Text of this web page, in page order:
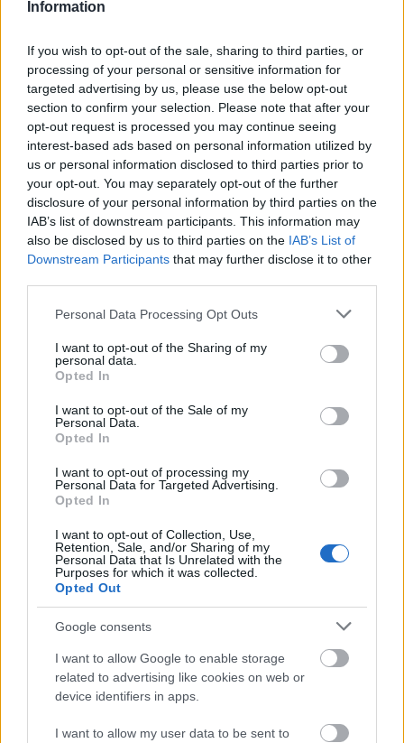
Information
If you wish to opt-out of the sale, sharing to third parties, or
processing of your personal or sensitive information for
targeted advertising by us, please use the below opt-out
section to confirm your selection. Please note that after your
opt-out request is processed you may continue seeing
interest-based ads based on personal information utilized by
us or personal information disclosed to third parties prior to
your opt-out. You may separately opt-out of the further
disclosure of your personal information by third parties on the
IAB’s list of downstream participants. This information may
also be disclosed by us to third parties on the IAB’s List of
Downstream Participants that may further disclose it to other
Please note that this website/app uses one or more Google
not limited to your visit or usage behaviour. You may click to
grant or deny consent to Google and its third-party tags to
use your data for below specified purposes in below Google
consent section.
Personal Data Processing Opt Outs
I want to opt-out of the Sharing of my
personal data.
Opted In
I want to opt-out of the Sale of my
Personal Data.
Opted In
I want to opt-out of processing my
Personal Data for Targeted Advertising.
Opted In
I want to opt-out of Collection, Use,
Retention, Sale, and/or Sharing of my
Personal Data that Is Unrelated with the
Purposes for which it was collected.
Opted Out
Google consents
I want to allow Google to enable storage
related to advertising like cookies on web or
device identifiers in apps.
I want to allow my user data to be sent to
Στο... ζέσταμα
Μερικοί βιάζονται να αποκαλύψουν deals και έτσι
έρχονται οι διαψεύσεις και οι επιστολές της
Επιτροπής Κεφαλαιαγοράς. Γιατί άλλο κάνω deal
και άλλο συζητάω και όταν ωριμάσουν οι
συζητήσεις και έχω συμφωνήσει σε όλα, τότε
βρισκόμαστε στο ζέσταμα που μπορεί να μην
καταλήξει και πουθενά. Άλλωστε το έργο αυτό το
έχουμε δει αρκετές φορές στο παρελθόν.
Ευτυχώςβγήκαν αγοραστές και μάλιστα επιθετικά
χθες στο Χρηματιστήριοκαι ήλθαν στα συγκαλά
τους όσοι είχαν margin calls. Η συμπεριφορά αυτή
είναι αλήθεια πως αποτέλεσε έκπληξη αλλά ήταν
απαραίτητη για να επέλθει ισορροπία. Αυτό δεν
σημαίνει αλλαγή τάσης αλλά το βέβαιο είναι ότι
αποφεύχθηκαν τα χειρότερα και δημιουργήθηκαν
οι προϋποθέσεις για νέα ανοδική κίνηση που για
να επικυρωθούν χρειάζεται συνέχεια του